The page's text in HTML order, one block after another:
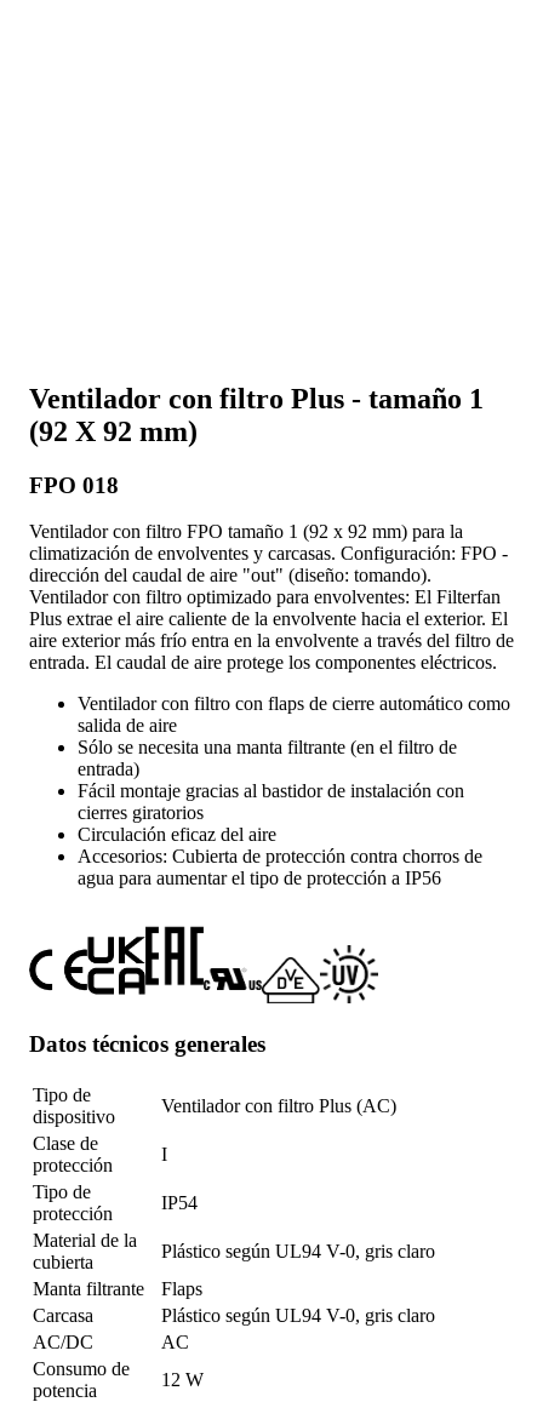
Ventilador con filtro Plus - tamaño 1
(92 X 92 mm)
FPO 018
Ventilador con filtro FPO tamaño 1 (92 x 92 mm) para la
climatización de envolventes y carcasas. Configuración: FPO -
dirección del caudal de aire "out" (diseño: tomando).
Ventilador con filtro optimizado para envolventes: El Filterfan
Plus extrae el aire caliente de la envolvente hacia el exterior. El
aire exterior más frío entra en la envolvente a través del filtro de
entrada. El caudal de aire protege los componentes eléctricos.
Ventilador con filtro con flaps de cierre automático como
salida de aire
Sólo se necesita una manta filtrante (en el filtro de
entrada)
Fácil montaje gracias al bastidor de instalación con
cierres giratorios
Circulación eficaz del aire
Accesorios: Cubierta de protección contra chorros de
agua para aumentar el tipo de protección a IP56
Datos técnicos generales
Tipo de
dispositivo
Ventilador con filtro Plus (AC)
Clase de
protección
I
Tipo de
protección
IP54
Material de la
cubierta
Plástico según UL94 V-0, gris claro
Manta filtrante
Flaps
Carcasa
Plástico según UL94 V-0, gris claro
AC/DC
AC
Consumo de
potencia
12 W